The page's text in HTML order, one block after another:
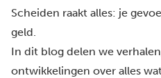
Scheiden raakt alles: je
geld.
In dit blog delen we
ontwikkelingen over alles